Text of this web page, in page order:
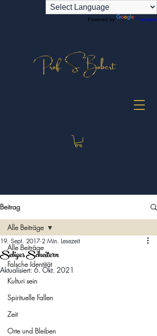
Powered by Translate
Beitrag
Alle Beiträge
Falsche Identität
Kulturi sein
Spirituelle Fallen
Zeit
Orte und Bleiben
Alle Beiträge
Seliges Scheitern
19. Sept. 2017 2 Min. Lesezeit
Aktualisiert:6. Okt. 2021